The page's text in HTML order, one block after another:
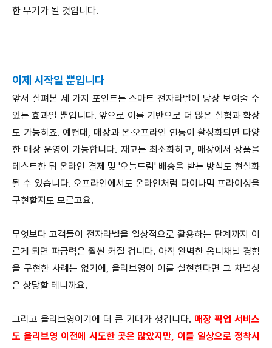
한 무기가 될 것입니다.
이제 시작일 뿐입니다
앞서 살펴본 세 가지 포인트는 스마트 전자라벨이 당장 보여줄 수
있는 효과일 뿐입니다. 앞으로 이를 기반으로 더 많은 실험과 확장
도 가능하죠. 예컨대, 매장과 온·오프라인 연동이 활성화되면 다양
한 매장 운영이 가능합니다. 재고는 최소화하고, 매장에서 상품을
테스트한 뒤 온라인 결제 및 '오늘드림' 배송을 받는 방식도 현실화
될 수 있습니다. 오프라인에서도 온라인처럼 다이나믹 프라이싱을
구현할지도 모르고요.
무엇보다 고객들이 전자라벨을 일상적으로 활용하는 단계까지 이
르게 되면 파급력은 훨씬 커질 겁니다. 아직 완벽한 옴니채널 경험
을 구현한 사례는 없기에, 올리브영이 이를 실현한다면 그 차별성
은 상당할 테니까요.
그리고 올리브영이기에 더 큰 기대가 생깁니다. 매장 픽업 서비스
도 올리브영 이전에 시도한 곳은 많았지만, 이를 일상으로 정착시